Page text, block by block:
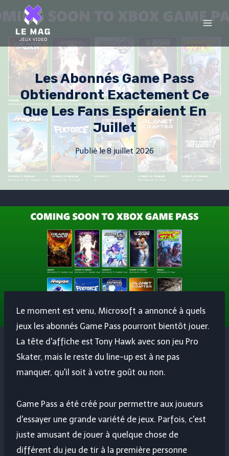
content
Les Abonnés Game Pass
Obtiendront Exactement Ce
Que Les Fans Espéraient En
Juillet
Publié le8 juillet 2026
Le moment est venu, Microsoft a annoncé à quels
jeux les abonnés Game Pass pourront bientôt jouer.
La tête d'affiche est Tony Hawk avec son jeu Pro
Skater, mais le reste du line-up est à ne pas
manquer, qu'il soit à votre goût ou non.
Game Pass a été créé pour permettre aux joueurs
d'essayer une grande variété de jeux. Parfois, c'est
juste amusant de jouer à quelque chose de
différent du jeu de tir à la première personne